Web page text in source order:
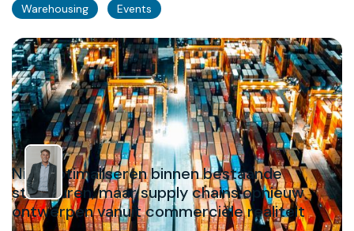
Warehousing Events
Niet optimaliseren binnen bestaande
structuren, maar supply chains opnieuw
ontwerpen vanuit commerciële realiteit